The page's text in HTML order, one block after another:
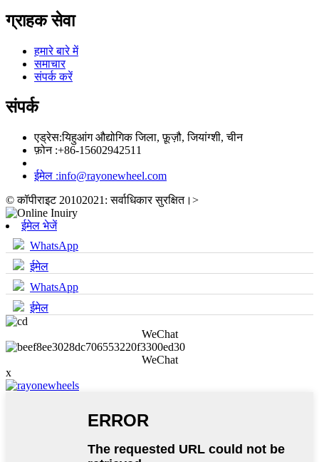
ग्राहक सेवा
हमारे बारे में
समाचार
संपर्क करें
संपर्क
एड्रेस:यिहुआंग औद्योगिक जिला, फ़ूज़ौ, जियांग्शी, चीन
फ़ोन :+86-15602942511
ईमेल :info@rayonewheel.com
© कॉपीराइट 20102021: सर्वाधिकार सुरक्षित। >
ईमेल भेजें
WhatsApp
ईमेल
WhatsApp
ईमेल
WeChat
WeChat
x